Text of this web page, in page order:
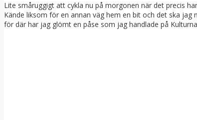
Lite småruggigt att cykla nu på morgonen när det precis
Kände liksom för en annan väg hem en bit och det ska
för där har jag glömt en påse som jag handlade på